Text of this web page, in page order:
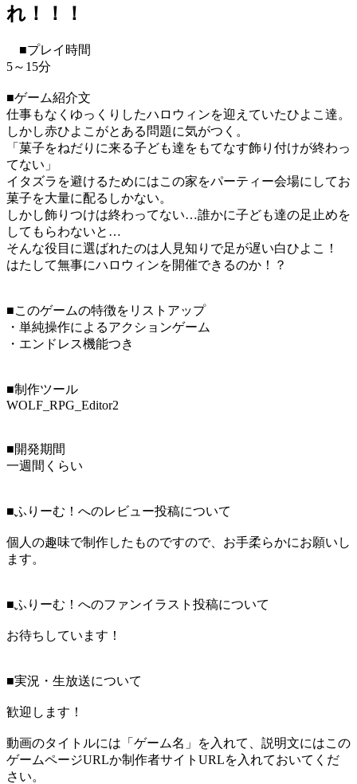
れ！！！
■プレイ時間
5～15分
■ゲーム紹介文
仕事もなくゆっくりしたハロウィンを迎えていたひよこ達。
しかし赤ひよこがとある問題に気がつく。
「菓子をねだりに来る子ども達をもてなす飾り付けが終わっ
てない」
イタズラを避けるためにはこの家をパーティー会場にしてお
菓子を大量に配るしかない。
しかし飾りつけは終わってない…誰かに子ども達の足止めを
してもらわないと…
そんな役目に選ばれたのは人見知りで足が遅い白ひよこ！
はたして無事にハロウィンを開催できるのか！？
■このゲームの特徴をリストアップ
・単純操作によるアクションゲーム
・エンドレス機能つき
■制作ツール
WOLF_RPG_Editor2
■開発期間
一週間くらい
■ふりーむ！へのレビュー投稿について
個人の趣味で制作したものですので、お手柔らかにお願いし
ます。
■ふりーむ！へのファンイラスト投稿について
お待ちしています！
■実況・生放送について
歓迎します！
動画のタイトルには「ゲーム名」を入れて、説明文にはこの
ゲームページURLか制作者サイトURLを入れておいてくだ
さい。